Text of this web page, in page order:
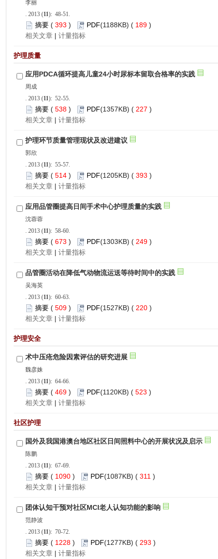
): 48-51.
393 ) 189 )
|
): 52-55.
538 ) 227 )
|
): 55-57.
514 ) 393 )
|
): 58-60.
673 ) 249 )
|
): 60-63.
509 ) 220 )
|
): 64-66.
469 ) 523 )
|
): 67-69.
1090 ) 311 )
|
): 70-72.
1228 ) 293 )
|